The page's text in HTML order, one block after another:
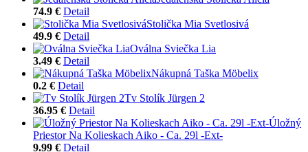
74.9 € Detail
Stolička Mia Svetlosivá
49.9 € Detail
Oválna Sviečka Lia
3.49 € Detail
Nákupná Taška Möbelix
0.2 € Detail
Tv Stolík Jürgen 2
36.95 € Detail
Úložný
Priestor Na Kolieskach Aiko - Ca. 29l -Ext-
9.99 € Detail